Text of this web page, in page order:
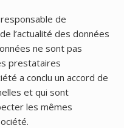
de
l’actualité des données
ne sont pas
prestataires
a conclu un accord de
et qui sont
les mêmes